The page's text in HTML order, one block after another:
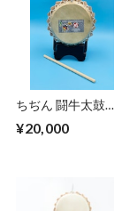
ちぢん 闘牛太鼓
（17～18㎝）
¥20,000